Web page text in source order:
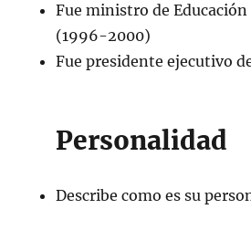
Fue ministro de
(1996-2000)
Fue presidente ejecutivo
Personalidad
Describe como es su